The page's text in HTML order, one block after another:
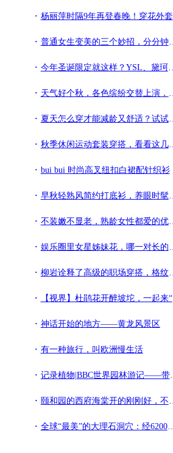
杨丽萍时隔9年再登春晚！穿花外套气质脱俗，62岁身材苗条似少女
普通女生变美的三个妙招，分分钟让你摆脱“路人感”，一点都不难
今年圣诞限定就这样？YSL、黛珂真的丑爆了...
天气好个秋，各色缤纷交替上演，拼色套装裙让你有颜值，又有个性
夏天怎么穿才能减龄又舒适？试试这几种搭配，清爽简约自然
秋季休闲运动套装穿搭，看看这几款，甜酷帅气时髦，让你时尚出行
bui bui 时尚高叉纽扣白裙配针织衫
早秋轻熟风简约打底衫，养眼时髦又通勤，国庆聚会穿特美
不装嫩不显老，熟龄女性都爱的优雅轻熟风，照着穿get同款美
娱乐圈里女星姊妹花，哪一对长的最好看，来一起康康女星们的姐妹
柳岩诠释了高级的职场穿搭，格纹衬衫配条纹西装，时髦与气场并存
【视界】杜鹃花开醉坡坨，一起来“云赏”这抹映山红
神话开始的地方——黄龙风景区
有一种旅行，叫欧洲慢生活
记录植物|BBC世界园林游记——带上园艺之眼，跟着萌叔周游世界！
颐和园的西府海棠开的刚刚好，不同于“海棠花溪”噢！
全球“最美”的大理石洞穴：经6200年冰川洗礼，蓝的令人着迷